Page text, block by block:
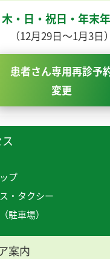
木・日・祝日・年末
（12月29日～1月3日）
患者さん専用再診予
変更
プ
・タクシー
駐車場）
案内